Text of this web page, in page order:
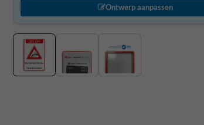
Ontwerp aanpassen